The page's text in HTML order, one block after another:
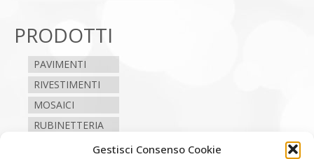
Gestisci Consenso Cookie
PRODOTTI
PAVIMENTI
RIVESTIMENTI
MOSAICI
RUBINETTERIA